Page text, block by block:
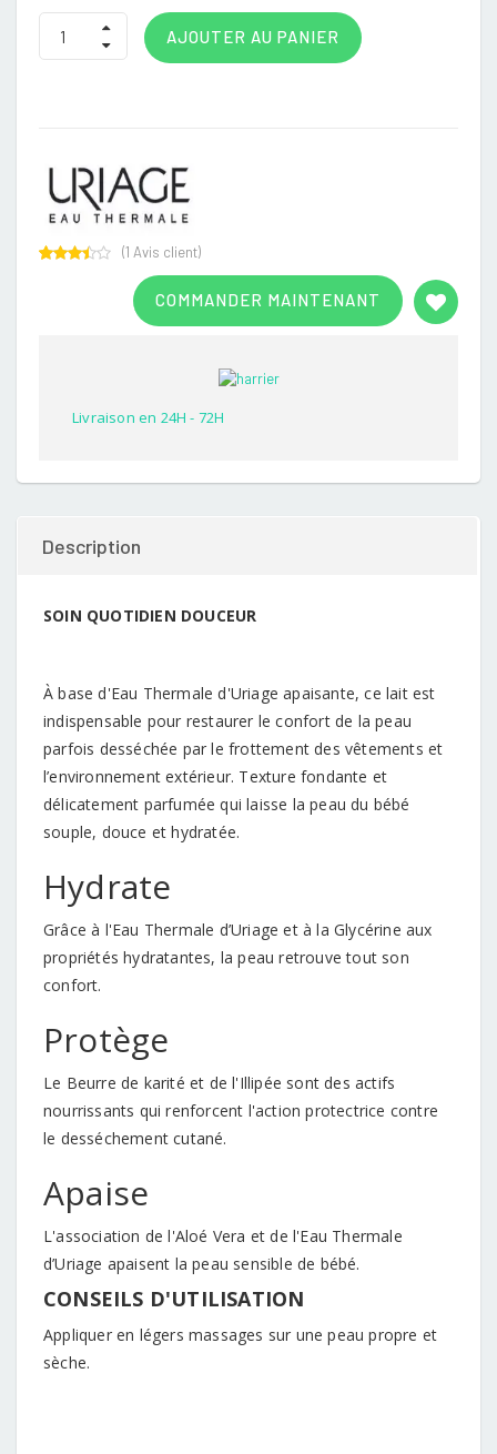
AJOUTER AU PANIER
COMMANDER MAINTENANT
(1 Avis client)
Livraison en 24H - 72H
Description
SOIN QUOTIDIEN DOUCEUR
À base d'Eau Thermale d'Uriage apaisante, ce lait est
indispensable pour restaurer le confort de la peau
parfois desséchée par le frottement des vêtements et
l’environnement extérieur. Texture fondante et
délicatement parfumée qui laisse la peau du bébé
souple, douce et hydratée.
Hydrate
Grâce à l'Eau Thermale d’Uriage et à la Glycérine aux
propriétés hydratantes, la peau retrouve tout son
confort.
Protège
Le Beurre de karité et de l'Illipée sont des actifs
nourrissants qui renforcent l'action protectrice contre
le desséchement cutané.
Apaise
L'association de l'Aloé Vera et de l'Eau Thermale
d’Uriage apaisent la peau sensible de bébé.
CONSEILS D'UTILISATION
Appliquer en légers massages sur une peau propre et
sèche.